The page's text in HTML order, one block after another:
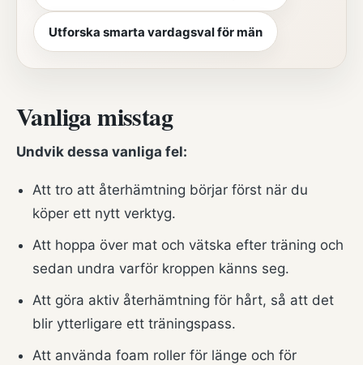
Utforska smarta vardagsval för män
Vanliga misstag
Undvik dessa vanliga fel:
Att tro att återhämtning börjar först när du
köper ett nytt verktyg.
Att hoppa över mat och vätska efter träning och
sedan undra varför kroppen känns seg.
Att göra aktiv återhämtning för hårt, så att det
blir ytterligare ett träningspass.
Att använda foam roller för länge och för